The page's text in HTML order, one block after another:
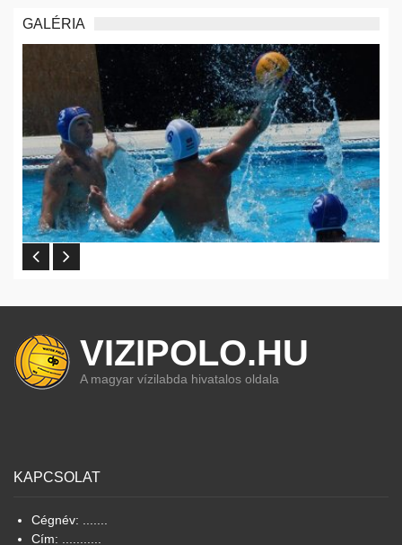
GALÉRIA
VIZIPOLO.HU
A magyar vízilabda hivatalos oldala
KAPCSOLAT
Cégnév: .......
Cím: ...........